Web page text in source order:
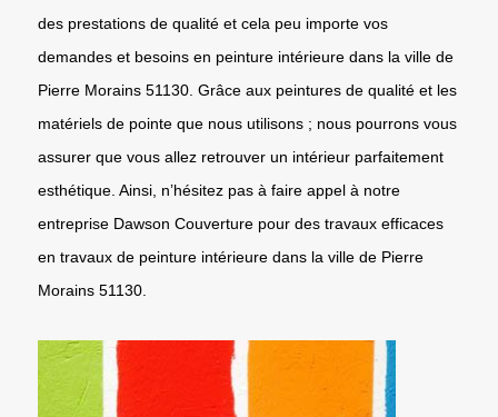
des prestations de qualité et cela peu importe vos
demandes et besoins en peinture intérieure dans la ville de
Pierre Morains 51130. Grâce aux peintures de qualité et les
matériels de pointe que nous utilisons ; nous pourrons vous
assurer que vous allez retrouver un intérieur parfaitement
esthétique. Ainsi, n’hésitez pas à faire appel à notre
entreprise Dawson Couverture pour des travaux efficaces
en travaux de peinture intérieure dans la ville de Pierre
Morains 51130.